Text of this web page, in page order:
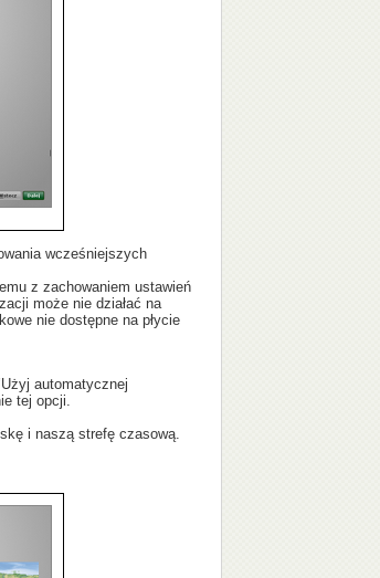
wcześniejszych
z zachowaniem ustawień
może nie działać na
nie dostępne na płycie
automatycznej
tej opcji.
i naszą strefę czasową.